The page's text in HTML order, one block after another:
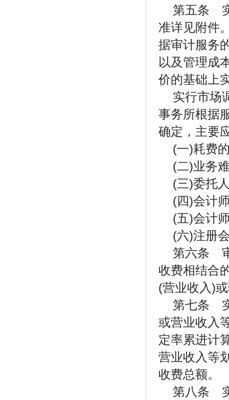
第五条
准详见附件
据审计服务
以及管理成
价的基础上
实行市场
事务所根据
确定，主要
(一)耗费
(二)业务
(三)委托
(四)会计
(五)会计
(六)注册
第六条
收费相结合
(营业收入)
第七条
或营业收入
定率累进计
营业收入等
收费总额。
第八条